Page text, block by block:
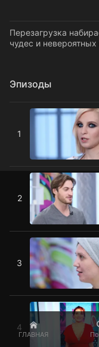
ГЛАВНАЯ
Перезагрузка
чудес и
Эпизоды
1
1 выпуск
2
2 выпуск
3
3 выпуск
4
4 выпуск